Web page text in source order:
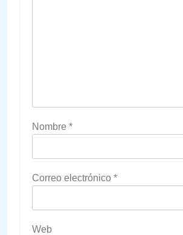
Nombre *
Correo electrónico *
Web